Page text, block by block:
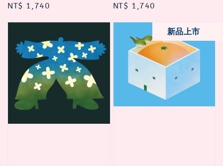
Regular
NT$ 1,740
Regular
NT$ 1,740
新品上市